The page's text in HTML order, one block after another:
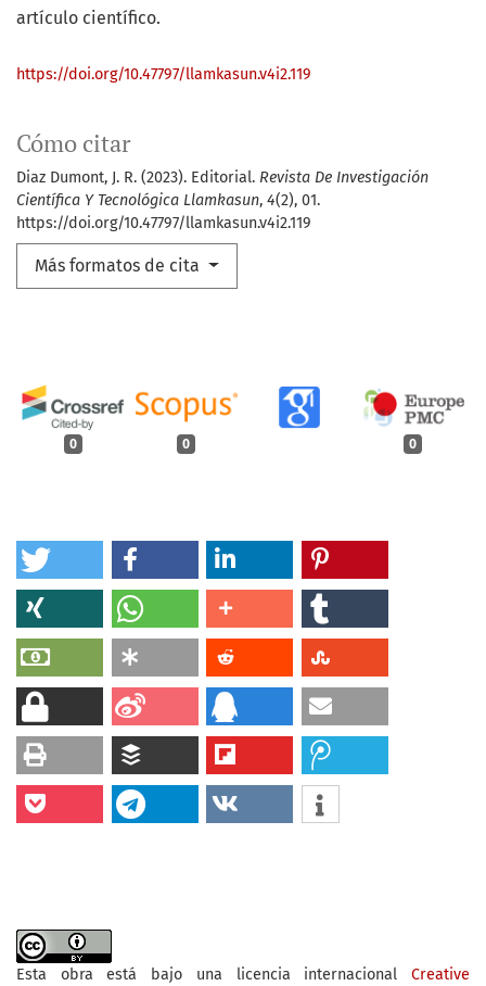
Cómo citar
Diaz Dumont, J. R. (2023). Editorial. Revista De Investigación
Científica Y Tecnológica Llamkasun, 4(2), 01.
https://doi.org/10.47797/llamkasun.v4i2.119
Más formatos de cita
0 0 0
artículo científico.
https://doi.org/10.47797/llamkasun.v4i2.119
Esta obra está bajo una licencia internacional Creative